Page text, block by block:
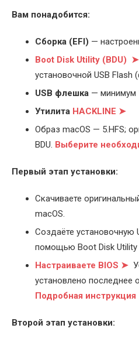
Вам понадобится:
Cборка (EFI) —
Boot Disk Utility (BDU) ➤
установочной USB Flash
USB флешка — минимум
Утилита HACKLINE ➤
Образ macOS — 5.HFS;
BDU. Выберите
Первый этап установки:
Скачиваете
macOS.
Создаёте установочную
помощью Boot Disk Utility
Настраиваете BIOS ➤
установлено последнее
Подробная
Второй этап установки: